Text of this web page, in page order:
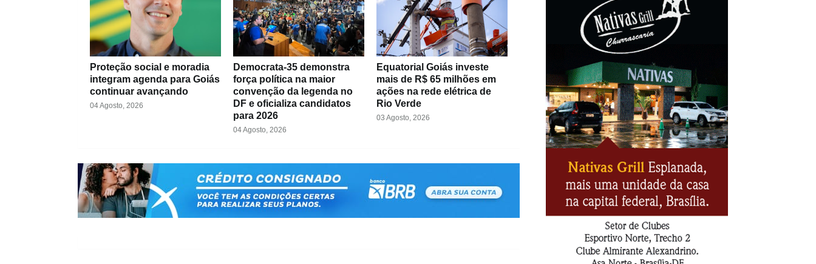
Proteção social e moradia
integram agenda para Goiás
continuar avançando
04 Agosto, 2026
Democrata-35 demonstra
força política na maior
convenção da legenda no
DF e oficializa candidatos
para 2026
04 Agosto, 2026
Equatorial Goiás investe
mais de R$ 65 milhões em
ações na rede elétrica de
Rio Verde
03 Agosto, 2026